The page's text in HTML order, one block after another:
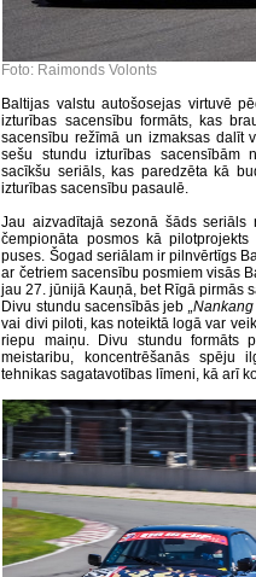
Foto: Raimonds Volonts
Baltijas valstu autošosejas virtuvē
izturības sacensību formāts, kas
sacensību režīmā un izmaksas dalīt
sešu stundu izturības sacensībām
sacīkšu seriāls, kas paredzēta kā
izturības sacensību pasaulē.
Jau aizvadītajā sezonā šāds seriāls
čempionāta posmos kā
puses. Šogad seriālam ir pilnvērtīgs
ar četriem sacensību posmiem visās
jau 27. jūnijā Kauņā, bet Rīgā pirmās
Divu stundu sacensībās jeb
vai divi piloti, kas noteiktā logā var
riepu maiņu. Divu stundu formāts
meistaribu, koncentrēšanās spēju
tehnikas sagatavotības līmeni, kā arī